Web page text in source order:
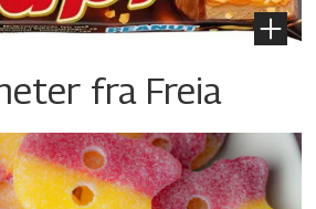
fra Freia